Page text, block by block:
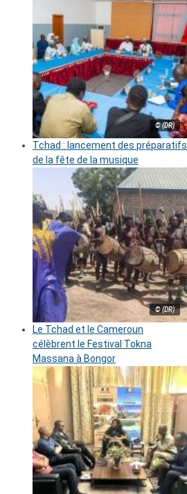
© (DR)
Tchad : lancement des préparatifs
de la fête de la musique
© (DR)
Le Tchad et le Cameroun
célèbrent le Festival Tokna
Massana à Bongor